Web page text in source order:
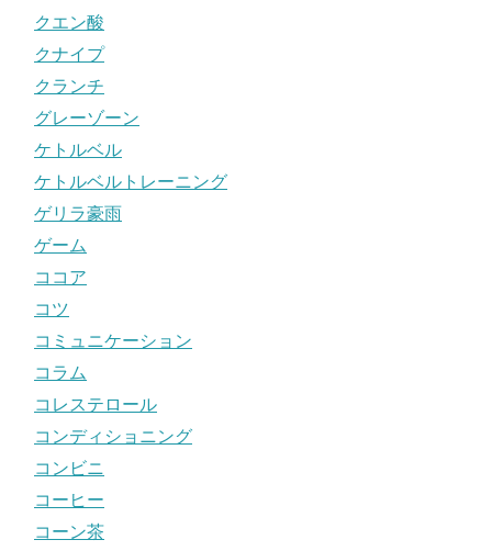
クエン酸
クナイプ
クランチ
グレーゾーン
ケトルベル
ケトルベルトレーニング
ゲリラ豪雨
ゲーム
ココア
コツ
コミュニケーション
コラム
コレステロール
コンディショニング
コンビニ
コーヒー
コーン茶